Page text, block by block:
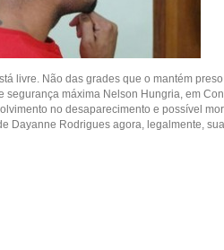
livre. Não das grades que o mantém
segurança máxima Nelson Hungria, em
no desaparecimento e possível
Dayanne Rodrigues agora, legalmente,